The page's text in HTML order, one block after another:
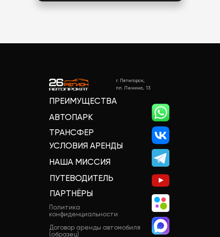
г. Пятигорск,
пл. Ленина, 13
ПРЕИМУЩЕСТВА
ТРАНСФЕР
АВТОПАРК
УСЛОВИЯ АРЕНДЫ
ПУТЕВОДИТЕЛЬ
НАША МИССИЯ
Политика
конфиденциальности
Договор аренды автомобиля
(образец)
ПАРТНЁРЫ